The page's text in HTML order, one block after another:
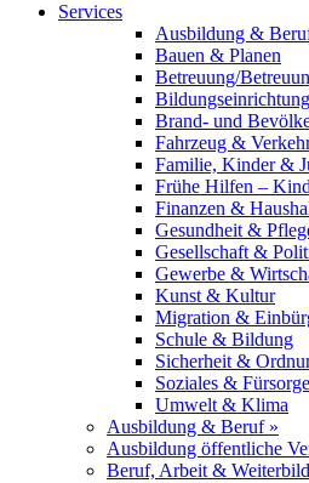
Services
Ausbildung &
Bauen & Planen
Betreuung/
Brand- und
Fahrzeug &
Familie, Kinder &
Frühe Hilfen –
Finanzen &
Gesundheit &
Gesellschaft &
Gewerbe &
Kunst & Kultur
Migration &
Schule & Bildung
Sicherheit &
Soziales & Fürsorge
Umwelt & Klima
Ausbildung & Beruf »
Ausbildung öffentliche
Beruf, Arbeit &